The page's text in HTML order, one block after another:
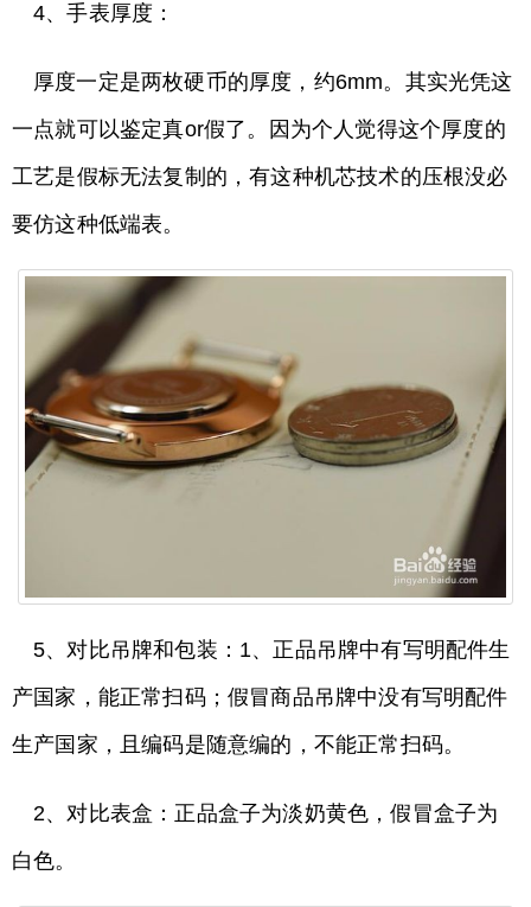
4、手表厚度：
厚度一定是两枚硬币的厚度，约6mm。其实光凭这
一点就可以鉴定真or假了。因为个人觉得这个厚度的
工艺是假标无法复制的，有这种机芯技术的压根没必
要仿这种低端表。
5、对比吊牌和包装：1、正品吊牌中有写明配件生
产国家，能正常扫码；假冒商品吊牌中没有写明配件
生产国家，且编码是随意编的，不能正常扫码。
2、对比表盒：正品盒子为淡奶黄色，假冒盒子为
白色。